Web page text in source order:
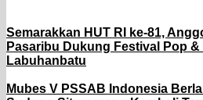
Semarakkan HUT RI ke-81,
Pasaribu Dukung Festival Pop
Labuhanbatu
Mubes V PSSAB Indonesia